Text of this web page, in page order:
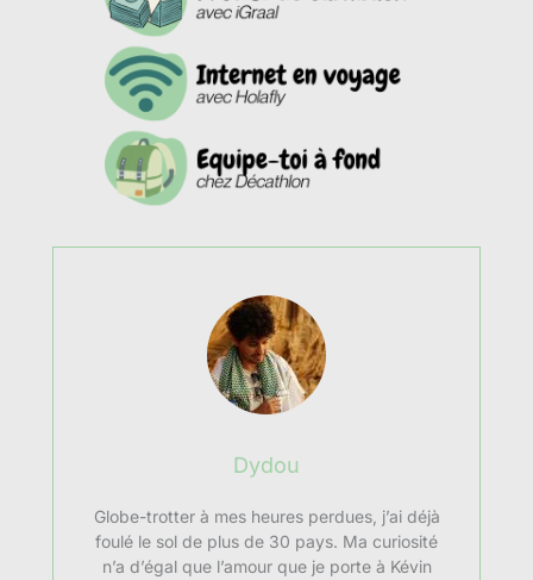
Dydou
Globe-trotter à mes heures perdues, j’ai déjà
foulé le sol de plus de 30 pays. Ma curiosité
n’a d’égal que l’amour que je porte à Kévin